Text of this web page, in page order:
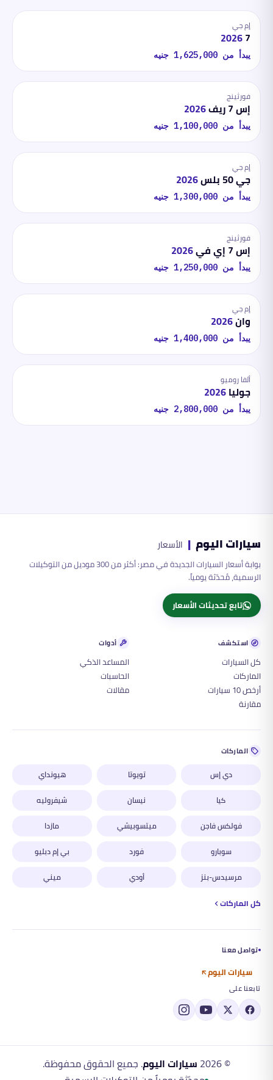
إم جي
7
2026
يبدأ من 1,625,000 جنيه
فورثينج
إس 7 ريف 2026
يبدأ من 1,100,000 جنيه
إم جي
جي 50 بلس 2026
يبدأ من 1,300,000 جنيه
فورثينج
إس 7 إي في 2026
يبدأ من 1,250,000 جنيه
إم جي
وان2026
يبدأ من 1,400,000 جنيه
ألفا روميو
جوليا2026
يبدأ من 2,800,000 جنيه
سيارات اليوم | الأسعار
بوابة أسعار السيارات الجديدة في مصر: أكثر من 300 موديل من التوكيلات
الرسمية، مُحدّثة يومياً.
تابع تحديثات الأسعار
استكشف
كل السيارات
الماركات
أرخص 10 سيارات
مقارنة
أدوات
المساعد الذكي
الحاسبات
مقالات
الماركات
دي إس تويوتا
هيونداي
كيا
نيسان
شيفروليه
فولكس فاجن
ميتسوبيشي
مازدا
سوبارو
فورد
بي إم دبليو
مرسيدس-بنز
أودي
ميني
كل الماركات
تواصل معنا
سيارات اليوم
تابعنا على
©
2026 سيارات اليوم. جميع الحقوق محفوظة.